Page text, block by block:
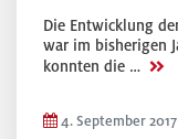
Die Entwicklung
war im bisherigen
konnten die … >>
4. September 2017